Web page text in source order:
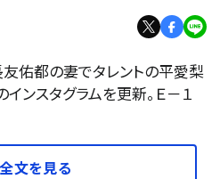
佑都の妻でタレントの平愛梨
ンスタグラムを更新。Ｅ－１
文を見る